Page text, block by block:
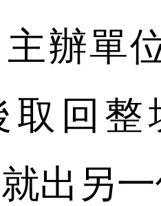
辦單
取回整
出另